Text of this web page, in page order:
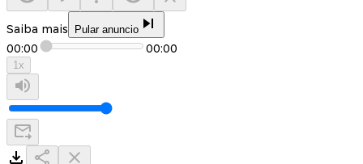
Saiba mais Pular anuncio
00:00 00:00
1 x